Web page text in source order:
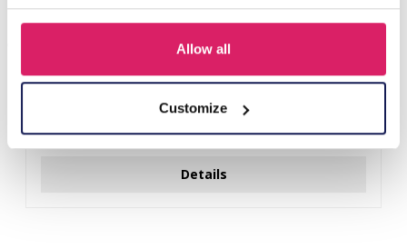
Allow all
Customize
Z-E2.3 LED Foam Sticks -Multi Color 47x3.5cm
Login voor prijzen
Details